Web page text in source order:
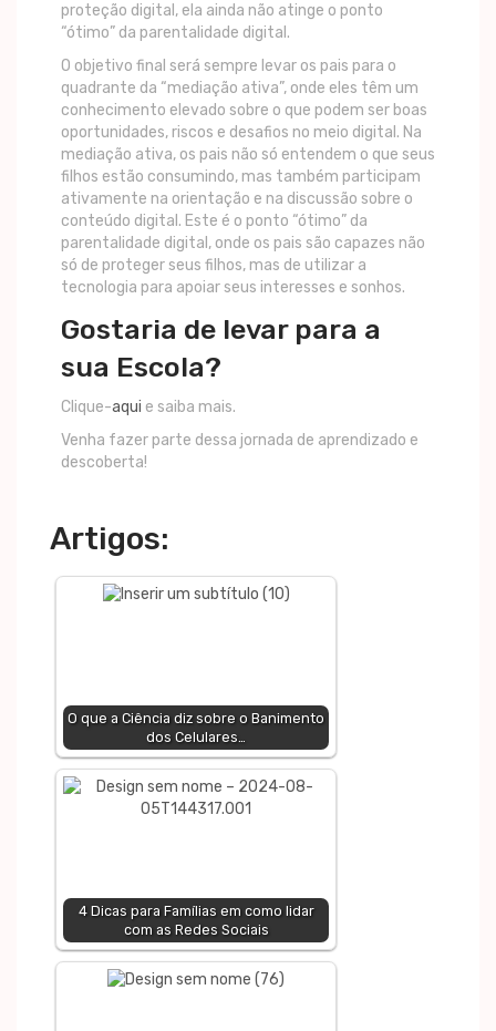
proteção digital, ela ainda não atinge o ponto
“ótimo” da parentalidade digital.
O objetivo final será sempre levar os pais para o
quadrante da “mediação ativa”, onde eles têm um
conhecimento elevado sobre o que podem ser boas
oportunidades, riscos e desafios no meio digital. Na
mediação ativa, os pais não só entendem o que seus
filhos estão consumindo, mas também participam
ativamente na orientação e na discussão sobre o
conteúdo digital. Este é o ponto “ótimo” da
parentalidade digital, onde os pais são capazes não
só de proteger seus filhos, mas de utilizar a
tecnologia para apoiar seus interesses e sonhos.
Gostaria de levar para a
sua Escola?
Clique-aqui e saiba mais.
Venha fazer parte dessa jornada de aprendizado e
descoberta!
Artigos:
O que a Ciência diz sobre o Banimento
dos Celulares…
4 Dicas para Famílias em como lidar
com as Redes Sociais